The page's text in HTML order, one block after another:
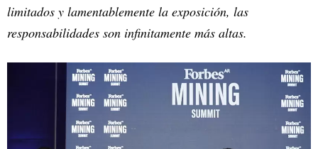
limitados y lamentablemente la exposición, las
responsabilidades son infinitamente más altas.